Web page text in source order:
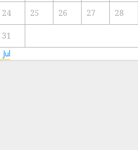
24 25 26 27 28
31